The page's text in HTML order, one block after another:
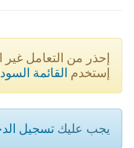
إحذر من التعامل غير
إستخدم القائمة
يجب عليك تسجيل